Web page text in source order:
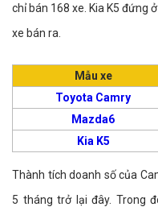
chỉ bán 168 xe. Kia K5 đứng
xe bán ra.
Mẫu xe
Toyota Camry
Mazda6
Kia K5
Thành tích doanh số của
5 tháng trở lại đây. Trong